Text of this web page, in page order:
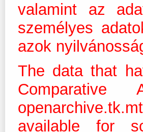
valamint az
személyes
azok
The data that
available for